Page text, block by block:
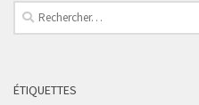
Rechercher :
ÉTIQUETTES